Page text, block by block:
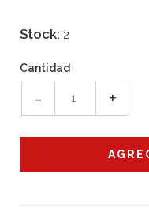
Stock: 2
Cantidad
- +